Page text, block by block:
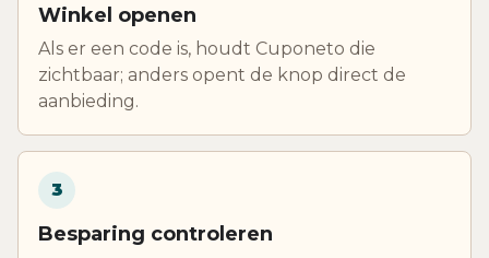
Winkel openen
Als er een code is, houdt Cuponeto die
zichtbaar; anders opent de knop direct de
aanbieding.
3
Besparing controleren